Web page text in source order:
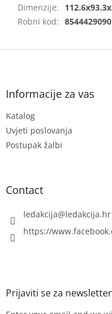
Dimenzije:
Robni kod: 8544429090
F
Informacije za vas
Katalog
Uvjeti poslovanja
Postupak žalbi
Contact
ledakcija@ledakcija.hr
https://